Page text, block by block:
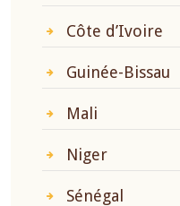
Côte d’Ivoire
Guinée-Bissau
Mali
Niger
Sénégal